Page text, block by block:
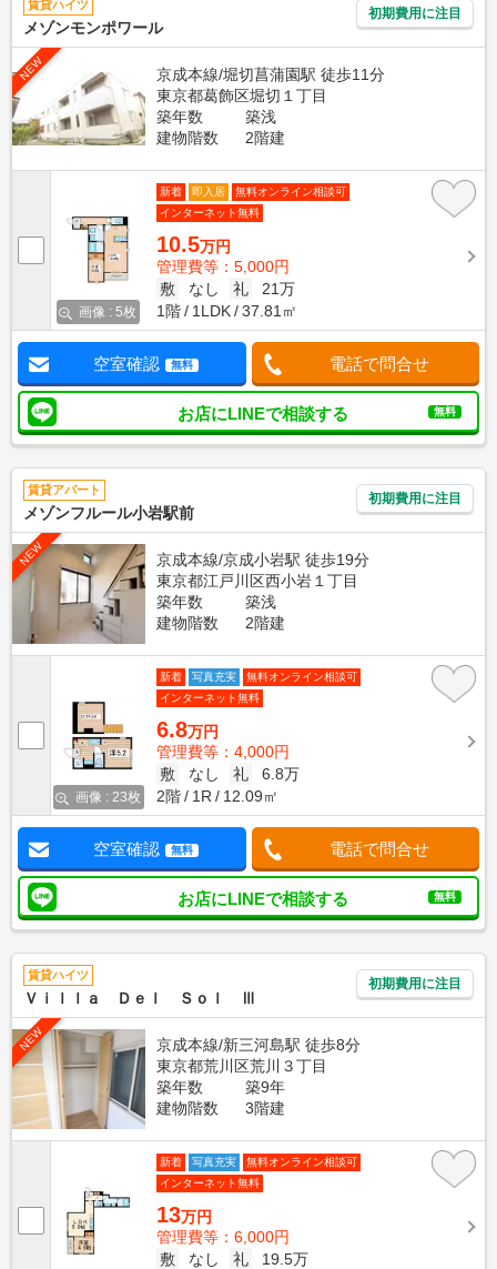
賃貸ハイツ
メゾンモンポワール
初期費用に注目
NEW
京成本線/堀切菖蒲園駅 徒歩11分
東京都葛飾区堀切１丁目
築年数
築浅
建物階数
2階建
画像 : 5枚
新着 即入居
無料オンライン相談可
インターネット無料
10.5万円
管理費等：5,000円
敷
なし 礼
21万
1階
1LDK 37.81㎡
空室確認 無料 電話で問合せ
お店にLINEで相談する 無料
賃貸アパート
メゾンフルール小岩駅前
初期費用に注目
NEW
京成本線/京成小岩駅 徒歩19分
東京都江戸川区西小岩１丁目
築年数
築浅
建物階数
2階建
画像 : 23枚
新着 写真充実
無料オンライン相談可
インターネット無料
6.8万円
管理費等：4,000円
敷
なし 礼
6.8万
2階
1R 12.09㎡
空室確認 無料 電話で問合せ
お店にLINEで相談する 無料
賃貸ハイツ
Ｖｉｌｌａ Ｄｅｌ Ｓｏｌ Ⅲ
初期費用に注目
NEW
京成本線/新三河島駅 徒歩8分
東京都荒川区荒川３丁目
築年数
築9年
建物階数
3階建
新着 写真充実
無料オンライン相談可
インターネット無料
13万円
管理費等：6,000円
敷
なし 礼
19.5万